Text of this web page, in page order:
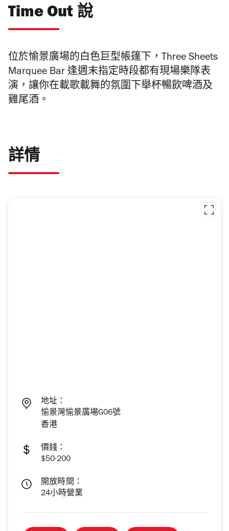
Time Out 說
位於愉景廣場的白色巨型帳篷下，Three Sheets
Marquee Bar 逢週末指定時段都有現場樂隊表
演，讓你在載歌載舞的氛圍下舉杯暢飲啤酒及
雞尾酒。
詳情
地址：
愉景灣愉景廣場G06號
香港
價錢：
$50-200
開放時間：
24小時營業